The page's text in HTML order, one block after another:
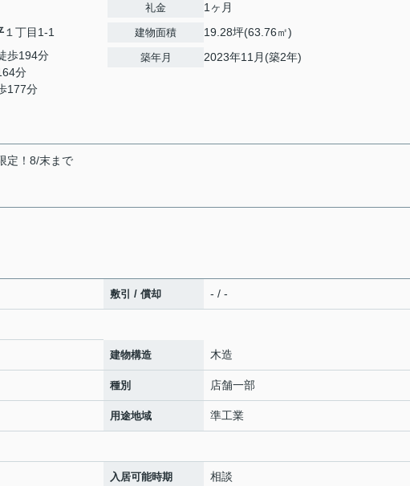
１丁目1-1
歩194分
分
177分
礼金 1ヶ月
建物面積 19.28坪(63.76㎡)
築年月 2023年11月(築2年)
定！8/末まで
敷引 / 償却 - / -
建物構造 木造
種別 店舗一部
用途地域 準工業
入居可能時期 相談